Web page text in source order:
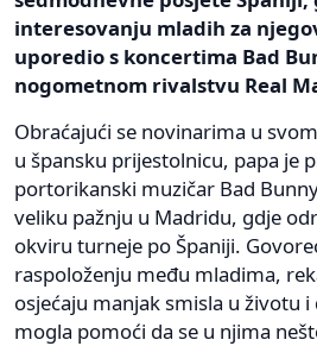
interesovanju mladih za
uporedio s koncertima Bad
nogometnom rivalstvu Real
Obraćajući se novinarima u
u špansku prijestolnicu, papa je
portorikanski muzičar Bad
veliku pažnju u Madridu, gdje
okviru turneje po Španiji.
raspoloženju među mladima,
osjećaju manjak smisla u životu
mogla pomoći da se u njima